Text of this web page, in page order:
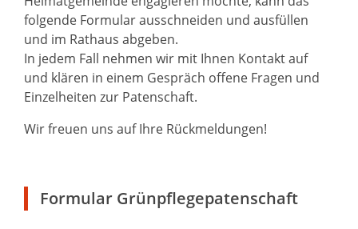
folgende Formular ausschneiden und ausfüllen
und im Rathaus abgeben.
In jedem Fall nehmen wir mit Ihnen Kontakt auf
und klären in einem Gespräch offene Fragen und
Einzelheiten zur Patenschaft.
Wir freuen uns auf Ihre Rückmeldungen!
Formular Grünpflegepatenschaft